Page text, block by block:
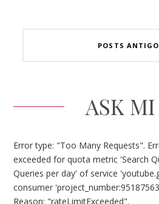
POSTS
ASK
Error type: "Too Many Requests".
exceeded for quota metric 'Search
Queries per day' of service
consumer
Reason: "rateLimitExceeded".